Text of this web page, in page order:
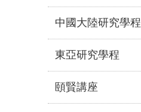
中國大陸研究學程
東亞研究學程
頤賢講座